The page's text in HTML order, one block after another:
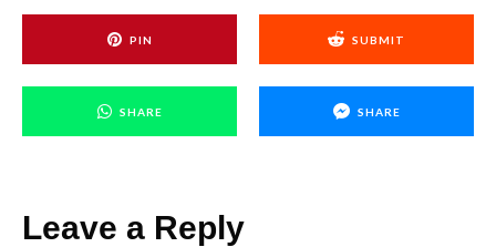
PIN SUBMIT
SHARE SHARE
Leave a Reply